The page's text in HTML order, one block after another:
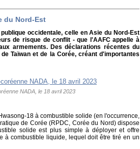
du Nord-Est
occidentale, celle en Asie du Nord-Est
de risque de conflit - que l'AAFC appelle à
armements. Des déclarations récentes du
Taïwan et de la Corée, créant d'importantes
NADA, le 18 avril 2023
18 à combustible solide (en l'occurrence,
de Corée (RPDC, Corée du Nord) dispose
solide est plus simple à déployer et offre
à combustible liquide, lequel doit être tiré en un